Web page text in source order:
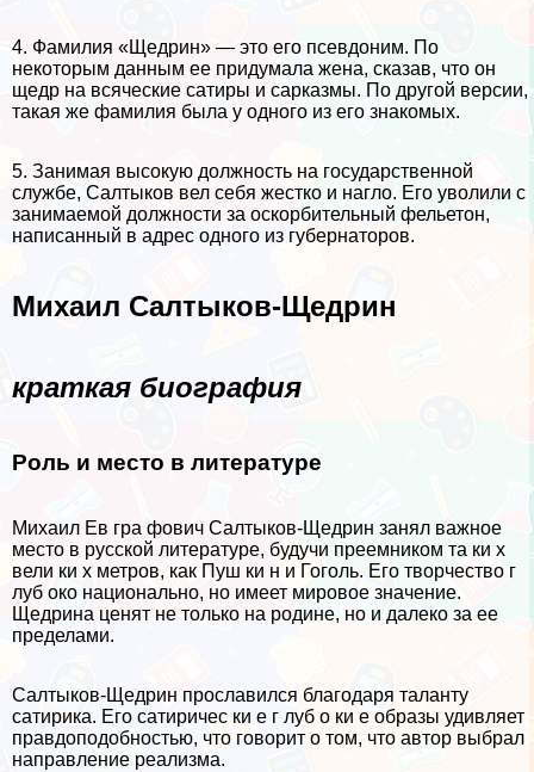
4. Фамилия «Щедрин» — это его псевдоним. По
некоторым данным ее придумала жена, сказав, что он
щедр на всяческие сатиры и сарказмы. По другой версии,
такая же фамилия была у одного из его знакомых.
5. Занимая высокую должность на государственной
службе, Салтыков вел себя жестко и нагло. Его уволили с
занимаемой должности за оскорбительный фельетон,
написанный в адрес одного из губернаторов.
Михаил Салтыков-Щедрин
краткая биография
Роль и место в литературе
Михаил Ев гра фович Салтыков-Щедрин занял важное
место в русской литературе, будучи преемником та ки х
вели ки х метров, как Пуш ки н и Гоголь. Его творчество г
луб око национально, но имеет мировое значение.
Щедрина ценят не только на родине, но и далеко за ее
пределами.
Салтыков-Щедрин прославился благодаря таланту
сатирика. Его сатиричес ки е г луб о ки е образы удивляет
правдоподобностью, что говорит о том, что автор выбрал
направление реализма.